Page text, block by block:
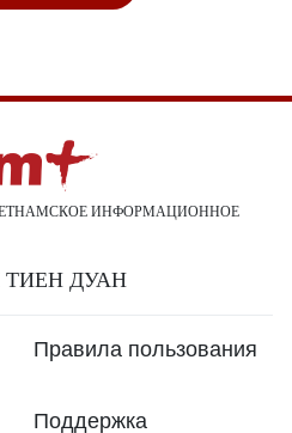
ИНФОРМАЦИОННОЕ
ТИЕН ДУАН
Правила пользования
Поддержка